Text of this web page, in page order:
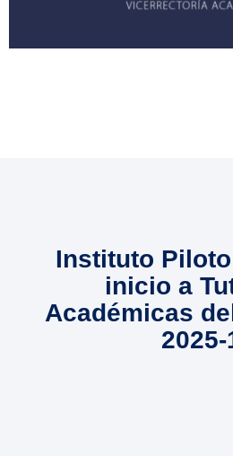
Instituto
inicio a
Académicas
2025-